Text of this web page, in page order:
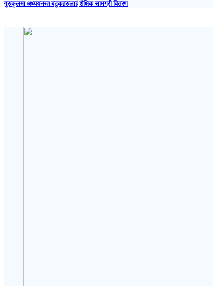
गुरुकुलमा अध्ययनरत बटुकहरुलाई शैक्षिक सामग्री वितरण